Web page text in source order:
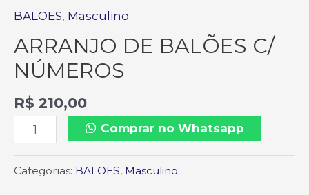
BALOES, Masculino
ARRANJO DE BALÕES C/
NÚMEROS
R$ 210,00
Comprar no Whatsapp
Categorias: BALOES, Masculino